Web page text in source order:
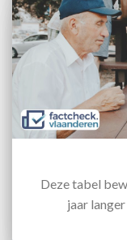
Deze tabel
jaar